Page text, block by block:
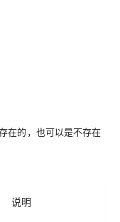
在的，也可以是不存在
说明